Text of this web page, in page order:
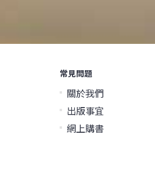
常見問題
關於我們
出版事宜
網上購書